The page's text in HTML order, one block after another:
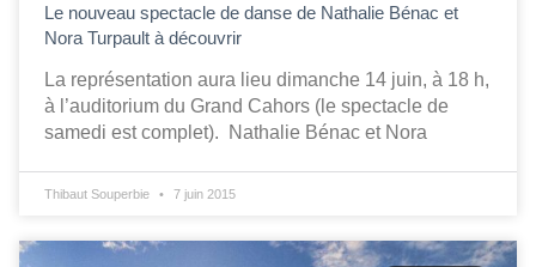
Le nouveau spectacle de danse de Nathalie Bénac et
Nora Turpault à découvrir
La représentation aura lieu dimanche 14 juin, à 18 h,
à l’auditorium du Grand Cahors (le spectacle de
samedi est complet). Nathalie Bénac et Nora
Thibaut Souperbie 7 juin 2015